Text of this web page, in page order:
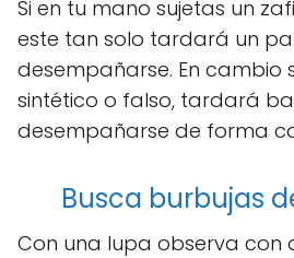
Si en tu mano sujetas un
este tan solo tardará un
desempañarse. En cambio
sintético o falso, tardará
desempañarse de forma
Busca burbujas
Con una lupa observa con